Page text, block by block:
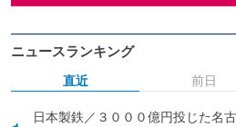
ニュースランキング
直近
日本製鉄／３０００億円投じた名
前日